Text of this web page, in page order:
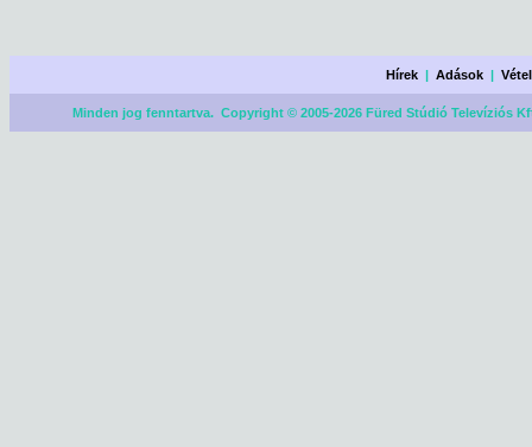
Hírek |Adások |
Minden jog fenntartva. Copyright © 2005-2026 Füred Stúdió Televíziós